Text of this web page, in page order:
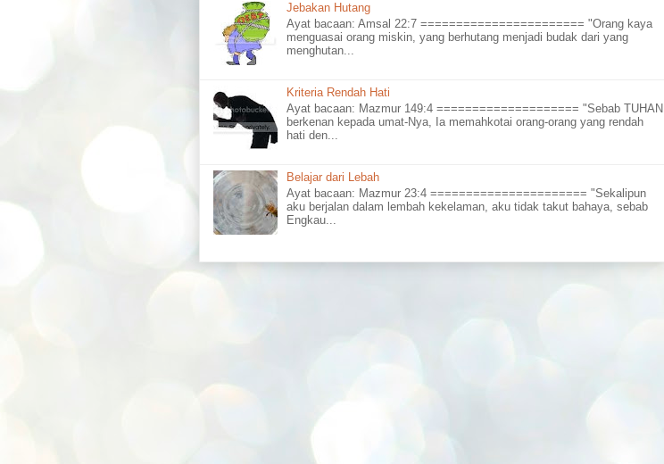
Jebakan Hutang
Ayat bacaan: Amsal 22:7 ======================= "Orang kaya
menguasai orang miskin, yang berhutang menjadi budak dari yang
menghutan...
Kriteria Rendah Hati
Ayat bacaan: Mazmur 149:4 ==================== "Sebab TUHAN
berkenan kepada umat-Nya, Ia memahkotai orang-orang yang rendah
hati den...
Belajar dari Lebah
Ayat bacaan: Mazmur 23:4 ====================== "Sekalipun
aku berjalan dalam lembah kekelaman, aku tidak takut bahaya, sebab
Engkau...